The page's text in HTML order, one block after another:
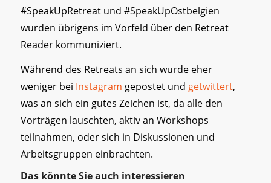
#SpeakUpRetreat und #SpeakUpOstbelgien
wurden übrigens im Vorfeld über den Retreat
Reader kommuniziert.
Während des Retreats an sich wurde eher
weniger bei Instagram gepostet und getwittert,
was an sich ein gutes Zeichen ist, da alle den
Vorträgen lauschten, aktiv an Workshops
teilnahmen, oder sich in Diskussionen und
Arbeitsgruppen einbrachten.
Das könnte Sie auch interessieren